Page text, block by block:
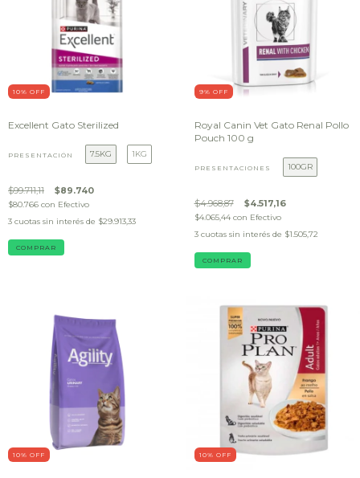
10% OFF
Excellent Gato Sterilized
PRESENTACIÓN 7.5KG 1KG
$99.711,11 $89.740
$80.766 con Efectivo
3 cuotas sin interés de $29.913,33
COMPRAR
9% OFF
Royal Canin Vet Gato Renal Pollo
Pouch 100 g
PRESENTACIONES 100GR
$4.968,87 $4.517,16
$4.065,44con Efectivo
3 cuotas sin interés de $1.505,72
COMPRAR
10% OFF 10% OFF